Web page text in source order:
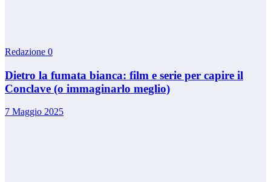
Redazione 0
Dietro la fumata bianca: film e serie per capire il
Conclave (o immaginarlo meglio)
7 Maggio 2025